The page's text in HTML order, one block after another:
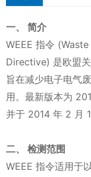
一、 简介
WEEE 指令
Directive) 是欧盟
旨在减少电子电气
用。最新版本为
并于 2014 年 2 月
二、 检测范围
WEEE 指令适用于